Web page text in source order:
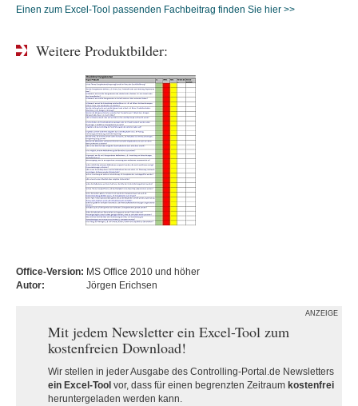
Einen zum Excel-Tool passenden Fachbeitrag finden Sie hier >>
Weitere Produktbilder:
Office-Version: MS Office 2010 und höher
Autor:
Jörgen Erichsen
ANZEIGE
Mit jedem Newsletter ein Excel-Tool zum
kostenfreien Download!
Wir stellen in jeder Ausgabe des Controlling-Portal.de Newsletters
ein Excel-Tool vor, dass für einen begrenzten Zeitraum kostenfrei
heruntergeladen werden kann.